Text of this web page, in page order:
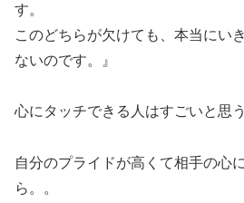
す。
このどちらが欠けても、本当にい
ないのです。』
心にタッチできる人はすごいと思う
自分のプライドが高くて相手の心
ら。。